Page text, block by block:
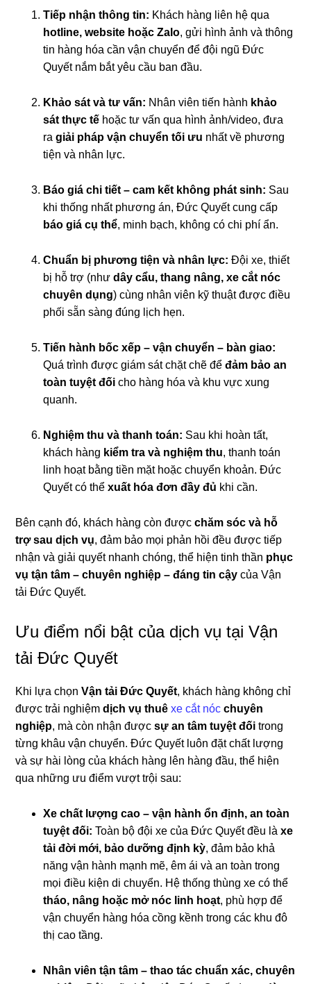
Tiếp nhận thông tin: Khách hàng liên hệ qua
hotline, website hoặc Zalo, gửi hình ảnh và thông
tin hàng hóa cần vận chuyển để đội ngũ Đức
Quyết nắm bắt yêu cầu ban đầu.
Khảo sát và tư vấn: Nhân viên tiến hành khảo
sát thực tế hoặc tư vấn qua hình ảnh/video, đưa
ragiải pháp vận chuyển tối ưu nhất về phương
tiện và nhân lực.
Báo giá chi tiết – cam kết không phát sinh: Sau
khi thống nhất phương án, Đức Quyết cung cấp
báo giá cụ thể, minh bạch, không có chi phí ẩn.
Chuẩn bị phương tiện và nhân lực: Đội xe, thiết
bị hỗ trợ (nhưdây cẩu, thang nâng, xe cắt nóc
chuyên dụng) cùng nhân viên kỹ thuật được điều
phối sẵn sàng đúng lịch hẹn.
Tiến hành bốc xếp – vận chuyển – bàn giao:
Quá trình được giám sát chặt chẽ đểđảm bảo an
toàn tuyệt đối cho hàng hóa và khu vực xung
quanh.
Nghiệm thu và thanh toán: Sau khi hoàn tất,
khách hàng kiểm tra và nghiệm thu, thanh toán
linh hoạt bằng tiền mặt hoặc chuyển khoản. Đức
Quyết có thểxuất hóa đơn đầy đủ khi cần.
Bên cạnh đó, khách hàng còn đượcchăm sóc và hỗ
trợ sau dịch vụ, đảm bảo mọi phản hồi đều được tiếp
nhận và giải quyết nhanh chóng, thể hiện tinh thần phục
vụ tận tâm – chuyên nghiệp – đáng tin cậy của Vận
tải Đức Quyết.
Ưu điểm nổi bật của dịch vụ tại Vận
tải Đức Quyết
Khi lựa chọnVận tải Đức Quyết, khách hàng không chỉ
được trải nghiệmdịch vụ thuêxe cắt nóc chuyên
nghiệp, mà còn nhận đượcsự an tâm tuyệt đối trong
từng khâu vận chuyển. Đức Quyết luôn đặt chất lượng
và sự hài lòng của khách hàng lên hàng đầu, thể hiện
qua những ưu điểm vượt trội sau:
Xe chất lượng cao – vận hành ổn định, an toàn
tuyệt đối: Toàn bộ đội xe của Đức Quyết đều làxe
tải đời mới, bảo dưỡng định kỳ, đảm bảo khả
năng vận hành mạnh mẽ, êm ái và an toàn trong
mọi điều kiện di chuyển. Hệ thống thùng xe có thể
tháo, nâng hoặc mở nóc linh hoạt, phù hợp để
vận chuyển hàng hóa cồng kềnh trong các khu đô
thị cao tầng.
Nhân viên tận tâm – thao tác chuẩn xác, chuyên